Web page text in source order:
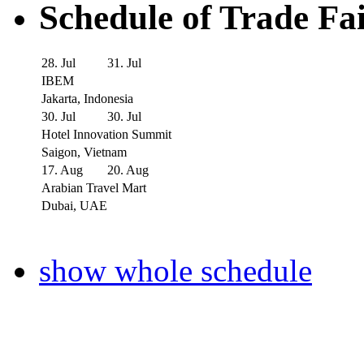
Schedule of Trade
28. Jul
31. Jul
IBEM
Jakarta, Indonesia
30. Jul
30. Jul
Hotel Innovation Summit
Saigon, Vietnam
17. Aug
20. Aug
Arabian Travel Mart
Dubai, UAE
show whole schedule